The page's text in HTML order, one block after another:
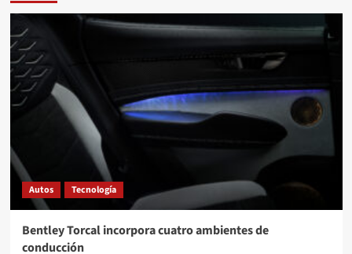
Autos Tecnología
Bentley Torcal incorpora cuatro ambientes de
conducción